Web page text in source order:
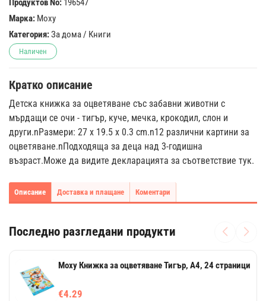
Продуктов No: 196547
Марка: Moxy
Категория:За дома/ Книги
Наличен
Кратко описание
Детска книжка за оцветяване със забавни животни с
мърдащи се очи - тигър, куче, мечка, крокодил, слон и
други.nРазмери: 27 х 19.5 х 0.3 cm.n12 различни картини за
оцветяване.nПодходяща за деца над 3-годишна
възраст.Може да видите декларацията за съответствие тук.
Описание Доставка и плащане Коментари
Последно разгледани продукти
Moxy Книжка за оцветяване Тигър, А4, 24 страници
€4.29